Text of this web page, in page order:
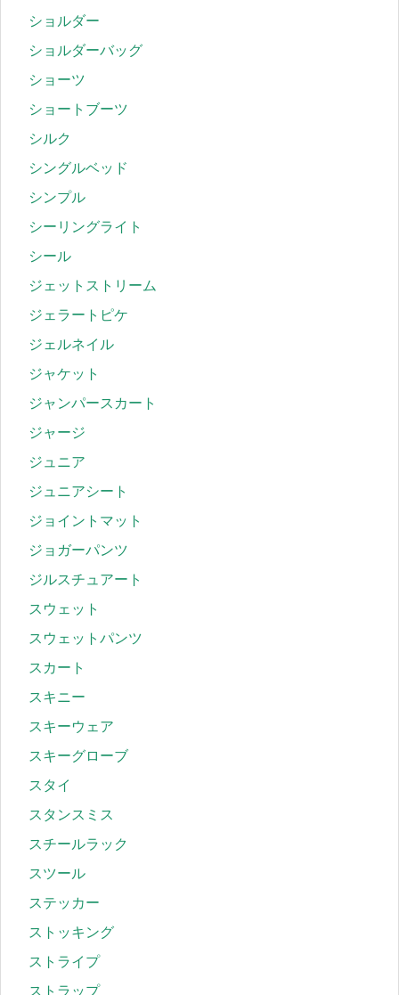
ショルダー
ショルダーバッグ
ショーツ
ショートブーツ
シルク
シングルベッド
シンプル
シーリングライト
シール
ジェットストリーム
ジェラートピケ
ジェルネイル
ジャケット
ジャンパースカート
ジャージ
ジュニア
ジュニアシート
ジョイントマット
ジョガーパンツ
ジルスチュアート
スウェット
スウェットパンツ
スカート
スキニー
スキーウェア
スキーグローブ
スタイ
スタンスミス
スチールラック
スツール
ステッカー
ストッキング
ストライプ
ストラップ